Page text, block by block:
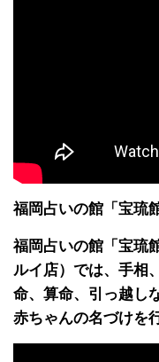
福岡占いの館「宝琉
福岡占いの館「宝琉
ルイ店）では、手相
命、算命、引っ越し
赤ちゃんの名づけを